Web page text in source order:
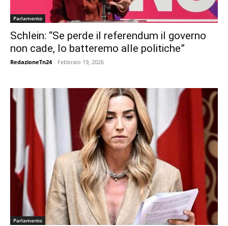
Parlamento
Schlein: “Se perde il referendum il governo
non cade, lo batteremo alle politiche”
RedazioneTn24 - Febbraio 19, 2026
Parlamento